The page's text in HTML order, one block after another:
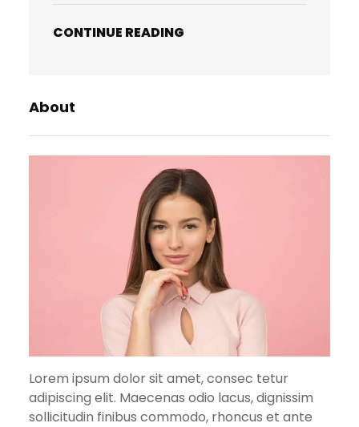
CONTINUE READING
About
Lorem ipsum dolor sit amet, consec tetur
adipiscing elit. Maecenas odio lacus, dignissim
sollicitudin finibus commodo, rhoncus et ante